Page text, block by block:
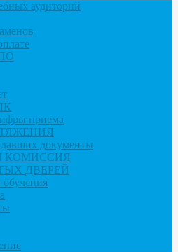
аудиторий
приема
документы
КОМИССИЯ
ДВЕРЕЙ